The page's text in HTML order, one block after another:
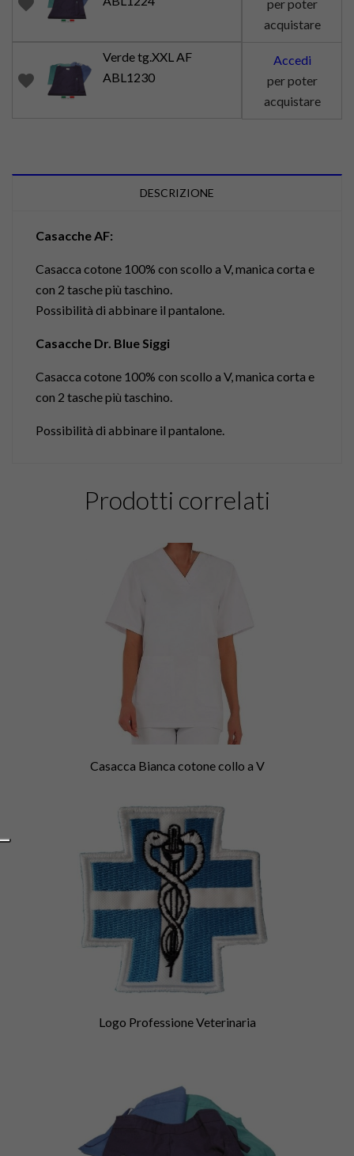
favorite
per poter
acquistare
favorite
Verde tg.XXL AF
ABL1230
Accedi
per poter
acquistare
DESCRIZIONE
Casacche AF:
Casacca cotone 100% con scollo a V, manica corta e
con 2 tasche più taschino.
Possibilità di abbinare il pantalone.
Casacche Dr. Blue Siggi
Casacca cotone 100% con scollo a V, manica corta e
con 2 tasche più taschino.
Possibilità di abbinare il pantalone.
Prodotti correlati
Casacca Bianca cotone collo a V
Logo Professione Veterinaria